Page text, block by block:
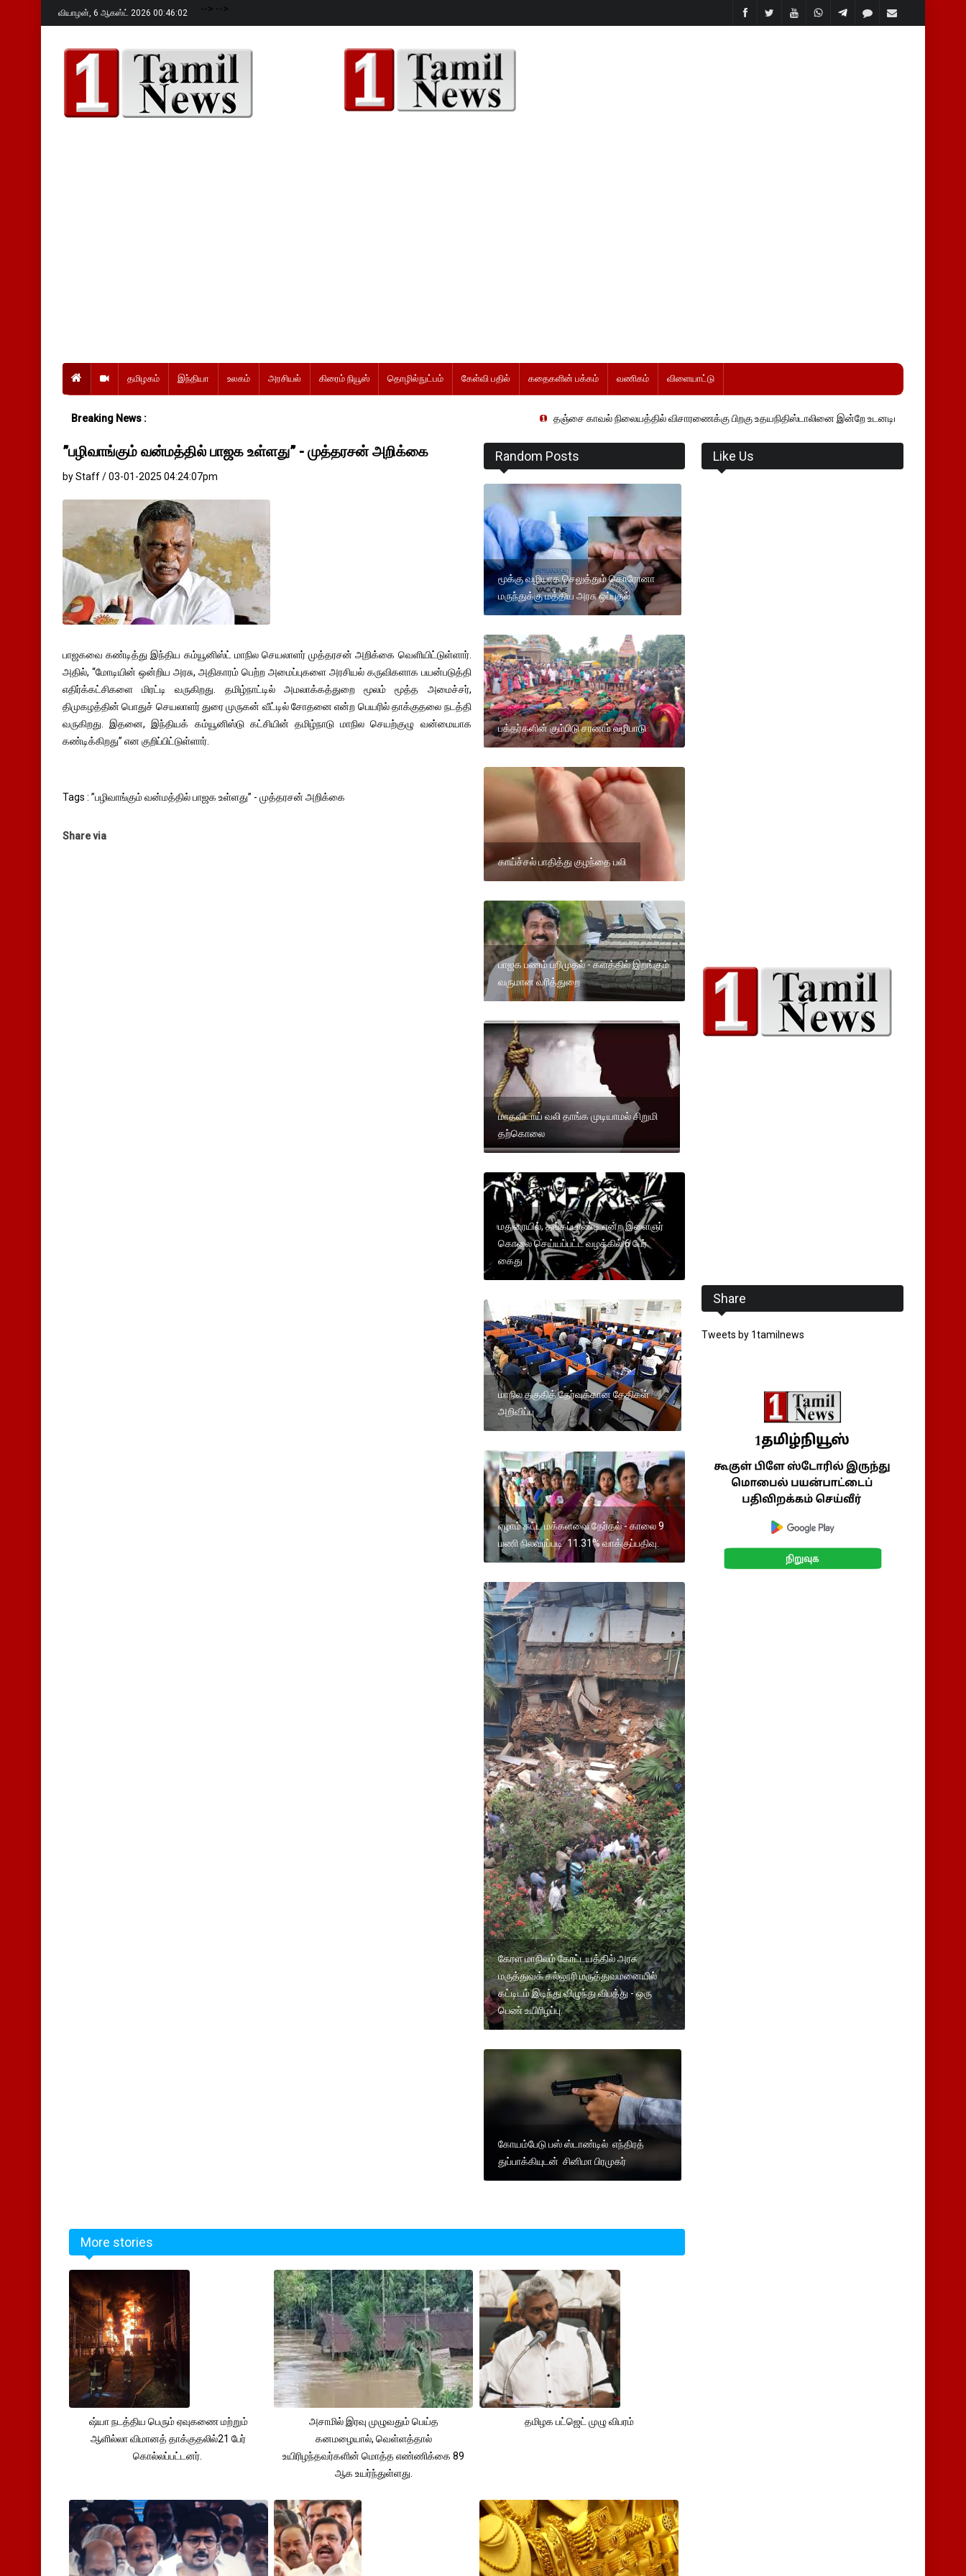
வியாழன், 6 ஆகஸ்ட் 2026 00:46:03 --> -->
தமிழகம் இந்தியா உலகம் அரசியல் கிரைம் நியூஸ் தொழில்நுட்பம் கேள்வி பதில் கதைகளின் பக்கம் வணிகம் விளையாட்டு
Breaking News : தஞ்சை காவல் நிலையத்தில் விசாரணைக்கு பிறகு உதயநிதிஸ்டாலினை இன்றே உடனடியாக விடுவிக்கப்பட வேண்.
”பழிவாங்கும் வன்மத்தில் பாஜக உள்ளது” - முத்தரசன் அறிக்கை
by Staff / 03-01-2025 04:24:07pm
பாஜகவை கண்டித்து இந்திய கம்யூனிஸ்ட் மாநில செயலாளர் முத்தரசன் அறிக்கை வெளியிட்டுள்ளார்.
அதில், “மோடியின் ஒன்றிய அரசு, அதிகாரம் பெற்ற அமைப்புகளை அரசியல் கருவிகளாக பயன்படுத்தி
எதிர்க்கட்சிகளை மிரட்டி வருகிறது. தமிழ்நாட்டில் அமலாக்கத்துறை மூலம் மூத்த அமைச்சர்,
திமுகழத்தின் பொதுச் செயலாளர் துரை முருகன் வீட்டில் சோதனை என்ற பெயரில் தாக்குதலை நடத்தி
வருகிறது. இதனை, இந்தியக் கம்யூனிஸ்டு கட்சியின் தமிழ்நாடு மாநில செயற்குழு வன்மையாக
கண்டிக்கிறது” என குறிப்பிட்டுள்ளார்.
Tags : ”பழிவாங்கும் வன்மத்தில் பாஜக உள்ளது” - முத்தரசன் அறிக்கை
Share via
Random Posts
மூக்கு வழியாக செலுத்தும் கொரோனா
மருந்துக்கு மத்திய அரசு ஒப்புதல்
பக்தர்களின் கும்பிடு சரணம் வழிபாடு
காய்ச்சல் பாதித்து குழந்தை பலி
பாஜக பணம் பறிமுதல் - களத்தில் இறங்கும்
வருமான வரித்துறை
மாதவிடாய் வலி தாங்க முடியாமல் சிறுமி
தற்கொலை
மதுரையில், தங்கப்பாண்டி என்ற இளைஞர்
கொலை செய்யப்பட்ட வழக்கில் 6 பேர்
கைது
மாநில தகுதித் தேர்வுக்கான தேதிகள்
அறிவிப்பு
ஏழாம் கட்ட மக்களவை தேர்தல் - காலை 9
மணி நிலவரப்படி 11.31% வாக்குப்பதிவு.
கேரள மாநிலம் கோட்டயத்தில் அரசு
மருத்துவக் கல்லூரி மருத்துவமனையில்
கட்டிடம் இடிந்து விழுந்து விபத்து - ஒரு
பெண் உயிரிழப்பு.
கோயம்பேடு பஸ் ஸ்டாண்டில் எந்திரத்
துப்பாக்கியுடன் சினிமா பிரமுகர்
More stories
ஷ்யா நடத்திய பெரும் ஏவுகணை மற்றும்
ஆளில்லா விமானத் தாக்குதலில்21 பேர்
கொல்லப்பட்டனர்.
அசாமில் இரவு முழுவதும் பெய்த
கனமழையால், வெள்ளத்தால்
உயிரிழந்தவர்களின் மொத்த எண்ணிக்கை 89
ஆக உயர்ந்துள்ளது.
தமிழக பட்ஜெட் முழு விபரம்
Like Us
Share
Tweets by 1tamilnews